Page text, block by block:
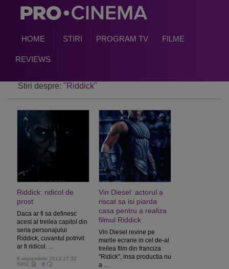
HOME STIRI PROGRAM TV FILME
REVIEWS
Stiri despre: "Riddick"
Riddick: ridicol de
prost
Daca ar fi sa definesc
acest al treilea capitol din
seria personajului
Riddick, cuvantul potrivit
ar fi ridicol. ...
6 septembrie 2013 17:32
5902
0
Vin Diesel: actorul a
riscat sa isi piarda
casa pentru a realiza
filmul Riddick
Vin Diesel revine pe
marile ecrane in cel de-al
treilea film din franciza
"Ridick", insa productia nu
a ...